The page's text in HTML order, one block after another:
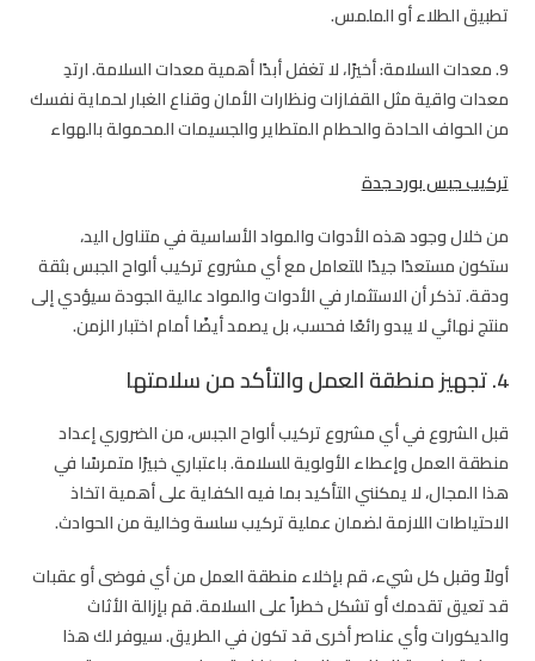
تطبيق الطلاء أو الملمس.
9. معدات السلامة:
أخيرًا، لا تغفل أبدًا أهمية معدات السلامة. ارتدِ
معدات واقية مثل القفازات ونظارات الأمان وقناع الغبار لحماية نفسك
من الحواف الحادة والحطام المتطاير والجسيمات المحمولة بالهواء
تركيب جبس بورد جدة
من خلال وجود هذه الأدوات والمواد الأساسية في متناول اليد،
ستكون مستعدًا جيدًا للتعامل مع أي مشروع تركيب ألواح الجبس بثقة
ودقة. تذكر أن الاستثمار في الأدوات والمواد عالية الجودة سيؤدي إلى
منتج نهائي لا يبدو رائعًا فحسب، بل يصمد أيضًا أمام اختبار الزمن.
4. تجهيز منطقة العمل والتأكد من سلامتها
قبل الشروع في أي مشروع تركيب ألواح الجبس، من الضروري إعداد
منطقة العمل وإعطاء الأولوية للسلامة. باعتباري خبيرًا متمرسًا في
هذا المجال، لا يمكنني التأكيد بما فيه الكفاية على أهمية اتخاذ
الاحتياطات اللازمة لضمان عملية تركيب سلسة وخالية من الحوادث.
أولاً وقبل كل شيء، قم بإخلاء منطقة العمل من أي فوضى أو عقبات
قد تعيق تقدمك أو تشكل خطراً على السلامة. قم بإزالة الأثاث
والديكورات وأي عناصر أخرى قد تكون في الطريق. سيوفر لك هذا